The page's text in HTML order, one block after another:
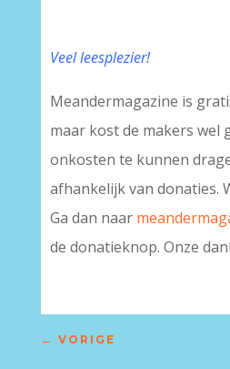
Veel leesplezier!
Meandermagazine is
maar kost de makers wel
onkosten te kunnen
afhankelijk van donaties.
Ga dan naar
de donatieknop. Onze
← VORIGE